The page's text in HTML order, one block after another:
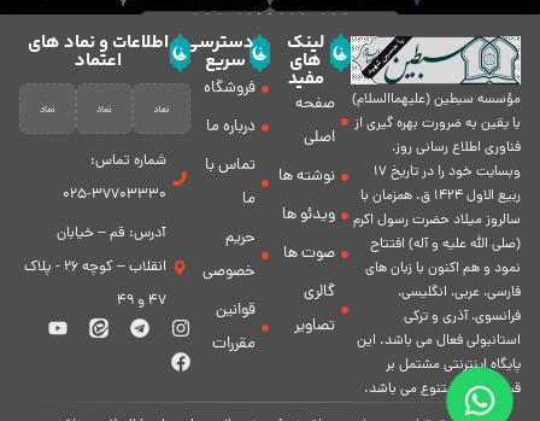
مؤسسه سبطين (عليهماالسلام)
با يقين به ضرورت بهره گیرى از
فناورى اطلاع رسانى روز،
وبسایت خود را در تاريخ 17
ربيع الاول 1424 ق. همزمان با
سالروز ميلاد حضرت رسول اكرم
(صلی الله علیه و آله) افتتاح
نمود و هم اكنون با زبان های
فارسی، عربى، انگلیسی،
فرانسوی، آذری و ترکی
استانبولی فعال مى باشد. اين
پايگاه اينترنتى مشتمل بر
قسمت هاى متنوع مى باشد.
لینک
های
مفید
صفحه
اصلی
نوشته ها
ویدئو ها
صوت ها
گالری
تصاویر
دسترسی
سریع
فروشگاه
درباره ما
تماس با
ما
حریم
خصوصی
قوانین
مقررات
اطلاعات و نماد های
اعتماد
شماره تماس:
37703330-025
آدرس: قم – خیابان
انقلاب – کوچه 26 - پلاک
47 و 49